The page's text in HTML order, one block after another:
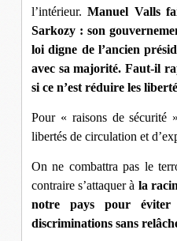
l’intérieur.Manuel Valls
Sarkozy : son
loi digne de l’ancien
avec sa majorité. Faut-il
si ce n’est réduire les
Pour « raisons de sécurité
libertés de circulation et
On ne combattra pas le
contraire s’attaquer à la
notre pays pour éviter
discriminations sans